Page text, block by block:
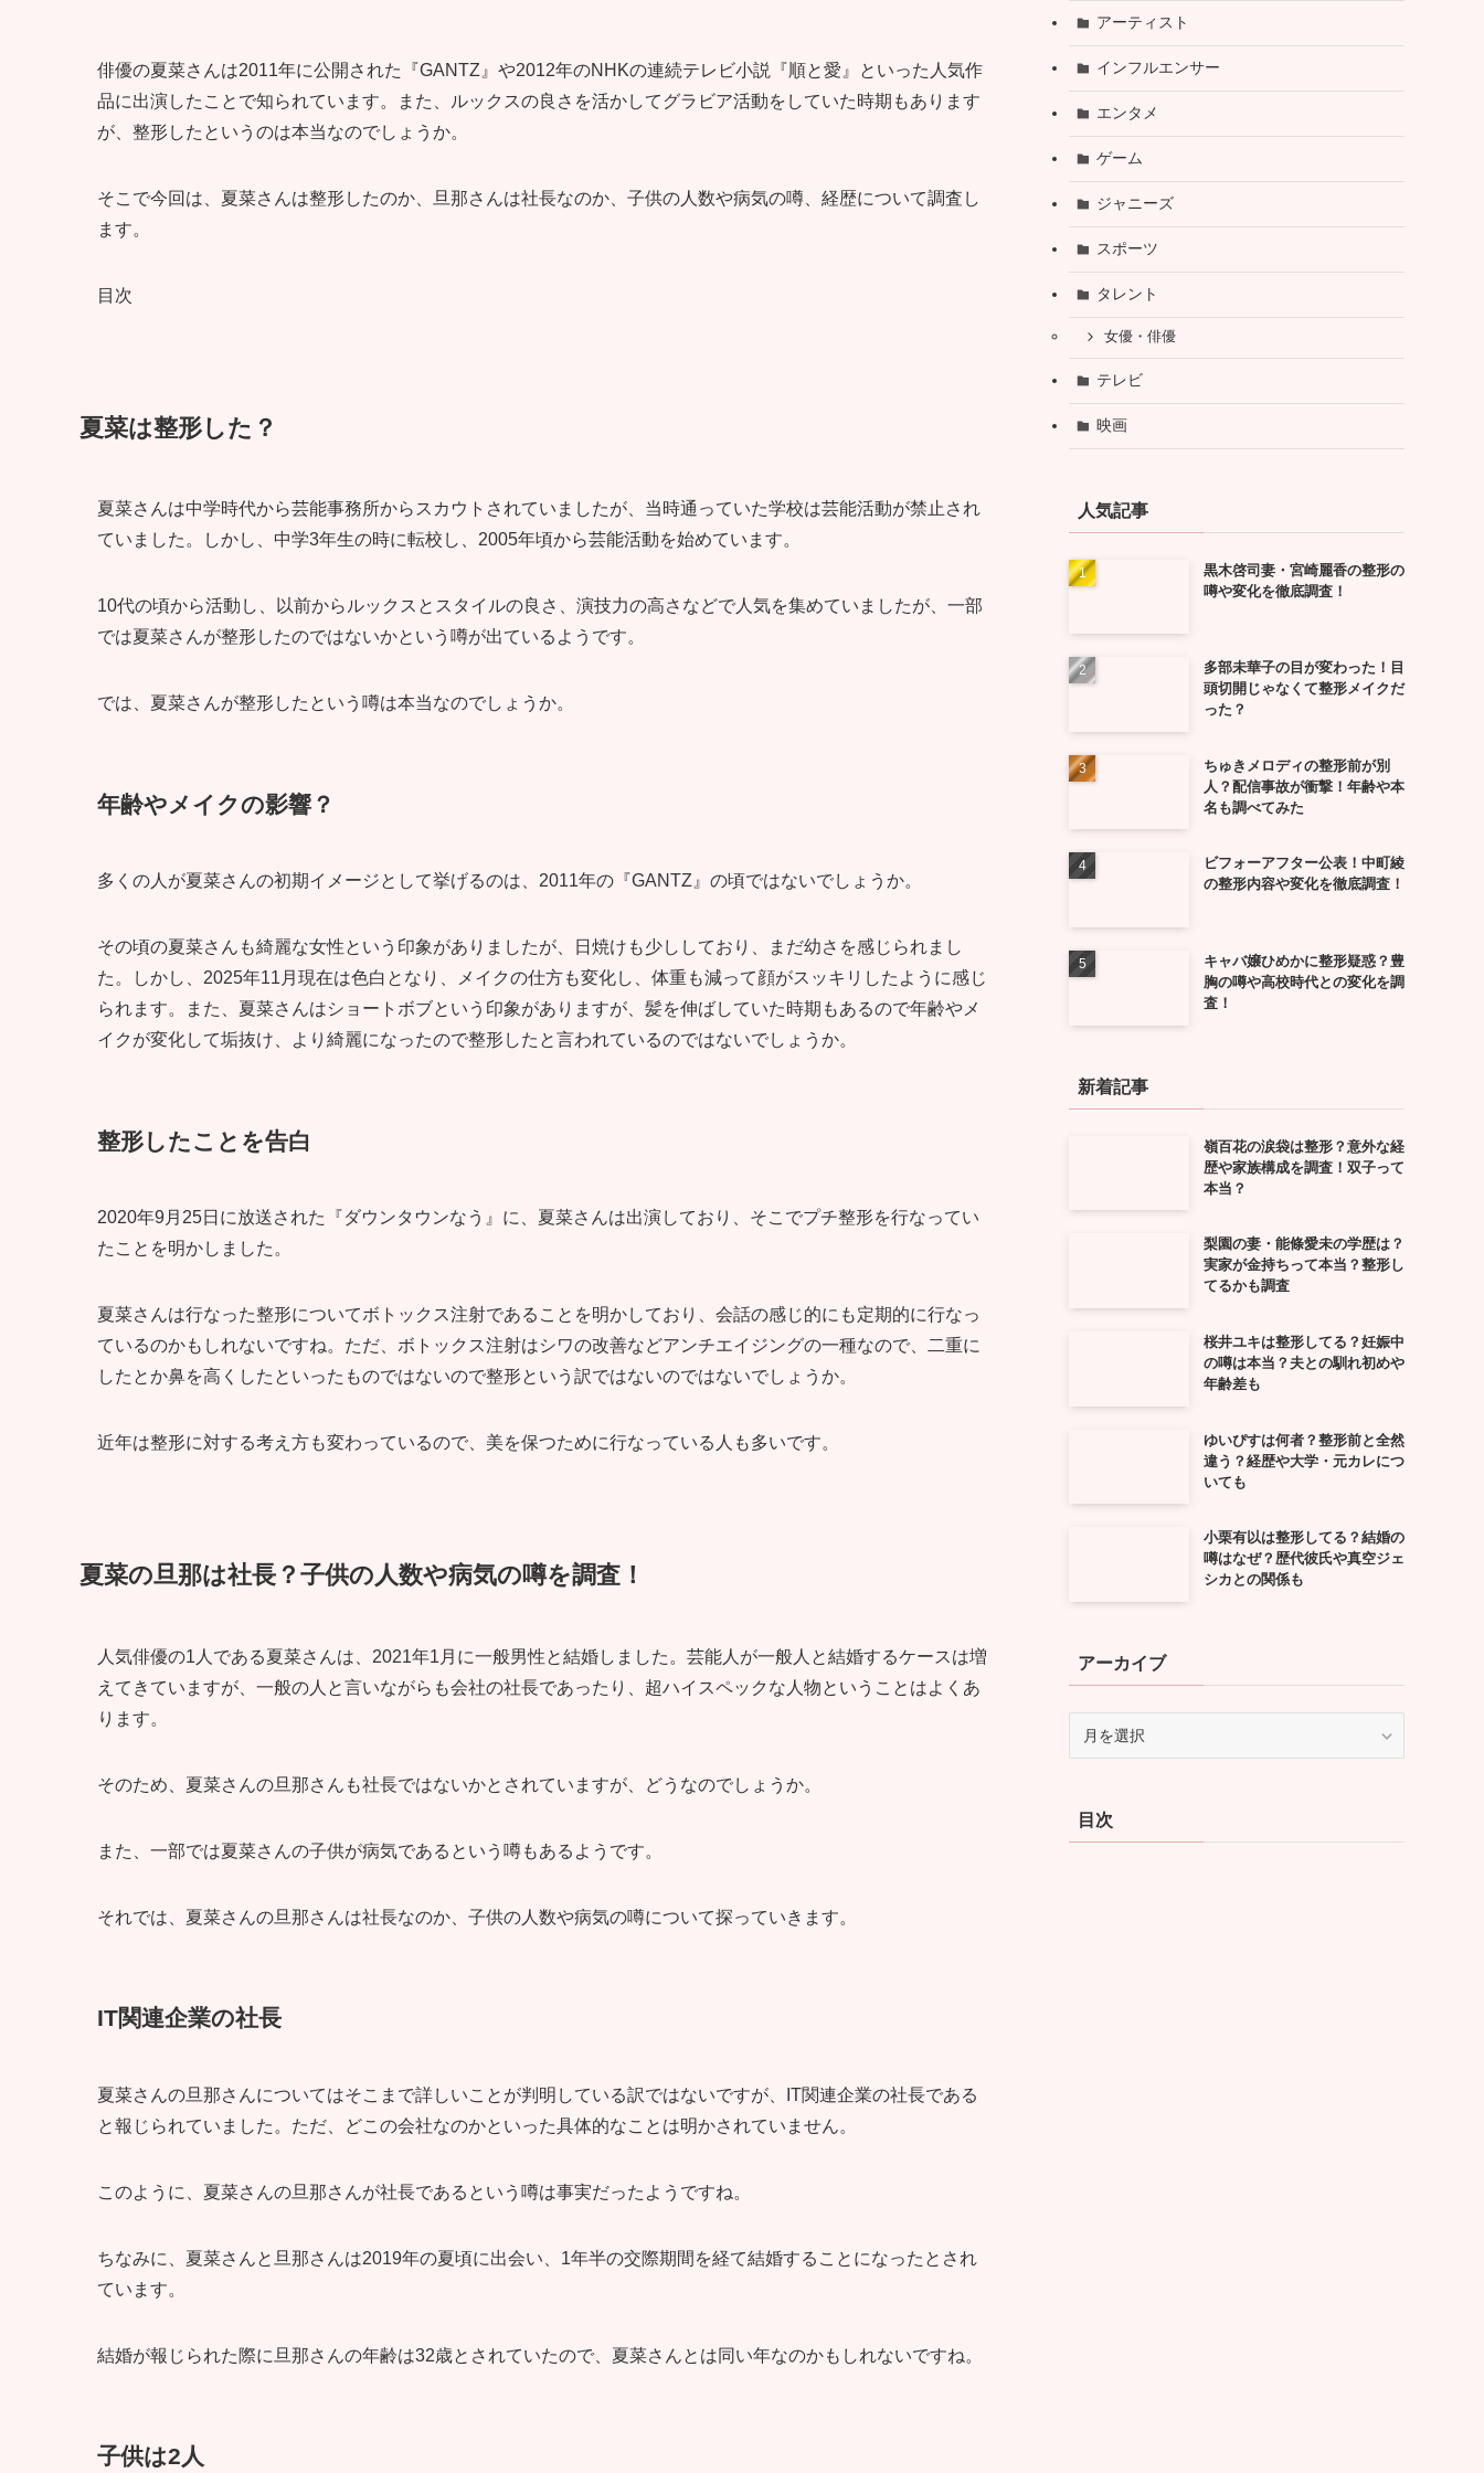
俳優の夏菜さんは2011年に公開された『GANTZ』や2012年のNHKの連続テレビ小説『順と愛』といった人気作
品に出演したことで知られています。また、ルックスの良さを活かしてグラビア活動をしていた時期もあります
が、整形したというのは本当なのでしょうか。
そこで今回は、夏菜さんは整形したのか、旦那さんは社長なのか、子供の人数や病気の噂、経歴について調査し
ます。
目次
夏菜は整形した？
夏菜さんは中学時代から芸能事務所からスカウトされていましたが、当時通っていた学校は芸能活動が禁止され
ていました。しかし、中学3年生の時に転校し、2005年頃から芸能活動を始めています。
10代の頃から活動し、以前からルックスとスタイルの良さ、演技力の高さなどで人気を集めていましたが、一部
では夏菜さんが整形したのではないかという噂が出ているようです。
では、夏菜さんが整形したという噂は本当なのでしょうか。
年齢やメイクの影響？
多くの人が夏菜さんの初期イメージとして挙げるのは、2011年の『GANTZ』の頃ではないでしょうか。
その頃の夏菜さんも綺麗な女性という印象がありましたが、日焼けも少ししており、まだ幼さを感じられまし
た。しかし、2025年11月現在は色白となり、メイクの仕方も変化し、体重も減って顔がスッキリしたように感じ
られます。また、夏菜さんはショートボブという印象がありますが、髪を伸ばしていた時期もあるので年齢やメ
イクが変化して垢抜け、より綺麗になったので整形したと言われているのではないでしょうか。
整形したことを告白
2020年9月25日に放送された『ダウンタウンなう』に、夏菜さんは出演しており、そこでプチ整形を行なってい
たことを明かしました。
夏菜さんは行なった整形についてボトックス注射であることを明かしており、会話の感じ的にも定期的に行なっ
ているのかもしれないですね。ただ、ボトックス注射はシワの改善などアンチエイジングの一種なので、二重に
したとか鼻を高くしたといったものではないので整形という訳ではないのではないでしょうか。
近年は整形に対する考え方も変わっているので、美を保つために行なっている人も多いです。
夏菜の旦那は社長？子供の人数や病気の噂を調査！
人気俳優の1人である夏菜さんは、2021年1月に一般男性と結婚しました。芸能人が一般人と結婚するケースは増
えてきていますが、一般の人と言いながらも会社の社長であったり、超ハイスペックな人物ということはよくあ
ります。
そのため、夏菜さんの旦那さんも社長ではないかとされていますが、どうなのでしょうか。
また、一部では夏菜さんの子供が病気であるという噂もあるようです。
それでは、夏菜さんの旦那さんは社長なのか、子供の人数や病気の噂について探っていきます。
IT関連企業の社長
夏菜さんの旦那さんについてはそこまで詳しいことが判明している訳ではないですが、IT関連企業の社長である
と報じられていました。ただ、どこの会社なのかといった具体的なことは明かされていません。
このように、夏菜さんの旦那さんが社長であるという噂は事実だったようですね。
ちなみに、夏菜さんと旦那さんは2019年の夏頃に出会い、1年半の交際期間を経て結婚することになったとされ
ています。
結婚が報じられた際に旦那さんの年齢は32歳とされていたので、夏菜さんとは同い年なのかもしれないですね。
子供は2人
アーティスト
インフルエンサー
エンタメ
ゲーム
ジャニーズ
スポーツ
タレント
女優・俳優
テレビ
映画
人気記事
黒木啓司妻・宮崎麗香の整形の
噂や変化を徹底調査！
多部未華子の目が変わった！目
頭切開じゃなくて整形メイクだ
った？
ちゅきメロディの整形前が別
人？配信事故が衝撃！年齢や本
名も調べてみた
ビフォーアフター公表！中町綾
の整形内容や変化を徹底調査！
キャバ嬢ひめかに整形疑惑？豊
胸の噂や高校時代との変化を調
査！
新着記事
嶺百花の涙袋は整形？意外な経
歴や家族構成を調査！双子って
本当？
梨園の妻・能條愛未の学歴は？
実家が金持ちって本当？整形し
てるかも調査
桜井ユキは整形してる？妊娠中
の噂は本当？夫との馴れ初めや
年齢差も
ゆいぴすは何者？整形前と全然
違う？経歴や大学・元カレにつ
いても
小栗有以は整形してる？結婚の
噂はなぜ？歴代彼氏や真空ジェ
シカとの関係も
アーカイブ
ブ目次